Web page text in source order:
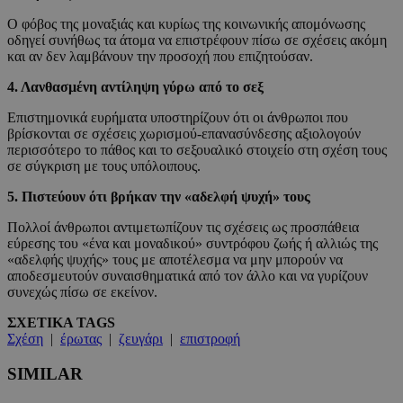
Ο φόβος της μοναξιάς και κυρίως της κοινωνικής απομόνωσης
οδηγεί συνήθως τα άτομα να επιστρέφουν πίσω σε σχέσεις ακόμη
και αν δεν λαμβάνουν την προσοχή που επιζητούσαν.
4. Λανθασμένη αντίληψη γύρω από το σεξ
Επιστημονικά ευρήματα υποστηρίζουν ότι οι άνθρωποι που
βρίσκονται σε σχέσεις χωρισμού-επανασύνδεσης αξιολογούν
περισσότερο το πάθος και το σεξουαλικό στοιχείο στη σχέση τους
σε σύγκριση με τους υπόλοιπους.
5. Πιστεύουν ότι βρήκαν την «αδελφή ψυχή» τους
Πολλοί άνθρωποι αντιμετωπίζουν τις σχέσεις ως προσπάθεια
εύρεσης του «ένα και μοναδικού» συντρόφου ζωής ή αλλιώς της
«αδελφής ψυχής» τους με αποτέλεσμα να μην μπορούν να
αποδεσμευτούν συναισθηματικά από τον άλλο και να γυρίζουν
συνεχώς πίσω σε εκείνον.
ΣΧΕΤΙΚΑ TAGS
Σχέση | έρωτας | ζευγάρι | επιστροφή
SIMILAR